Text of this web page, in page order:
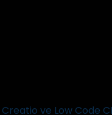
Creatio ve Low Code